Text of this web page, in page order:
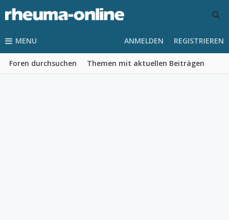
MENU
Foren durchsuchen Themen mit aktuellen Beiträgen
ANMELDEN REGISTRIEREN